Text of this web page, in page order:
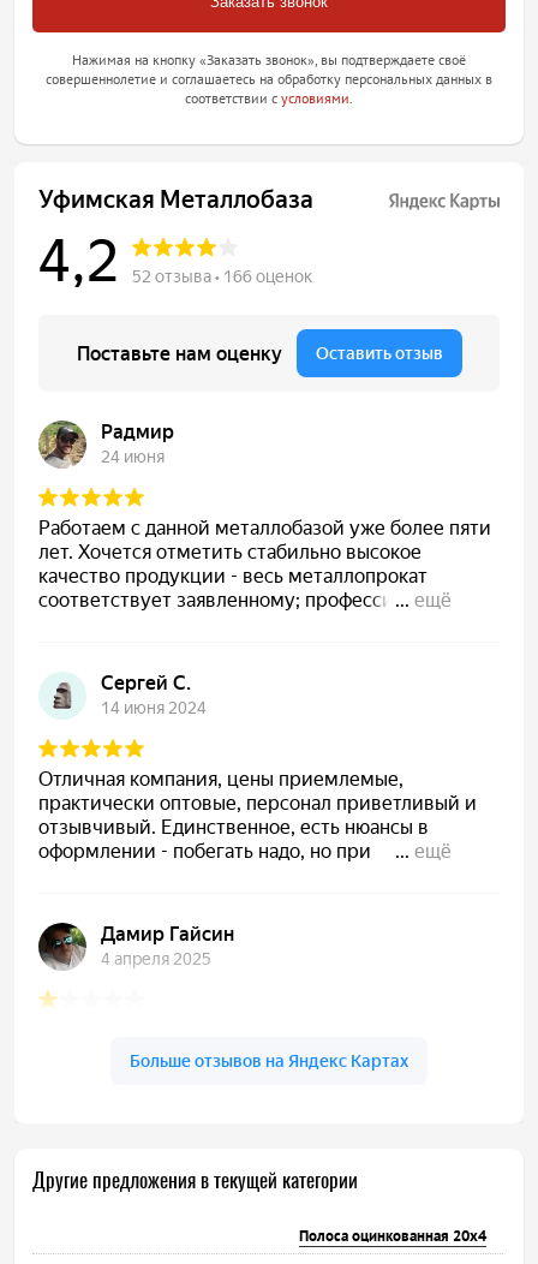
Нажимая на кнопку «Заказать звонок», вы подтверждаете своё
совершеннолетие и соглашаетесь на обработку персональных данных в
соответствии с условиями.
Другие предложения в текущей категории
Полоса оцинкованная 20х4